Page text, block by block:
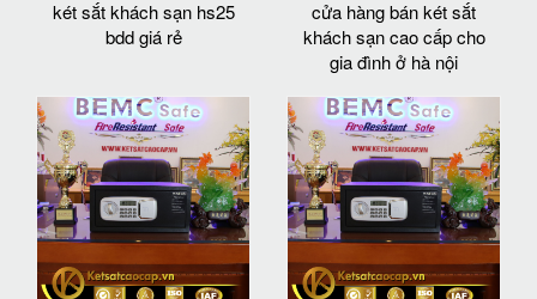
két sắt khách sạn hs25
bdd giá rẻ
cửa hàng bán két sắt
khách sạn cao cấp cho
gia đình ở hà nội